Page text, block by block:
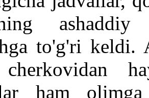
to'g'ri
ham